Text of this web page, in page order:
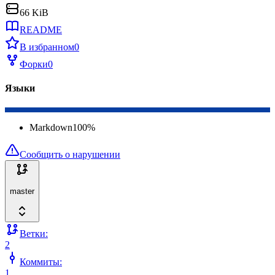
66 KiB
README
В избранном0
Форки0
Языки
Markdown100%
Сообщить о нарушении
master
Ветки:
2
Коммиты: